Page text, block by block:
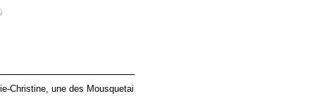
Christine, une des Mousquetai